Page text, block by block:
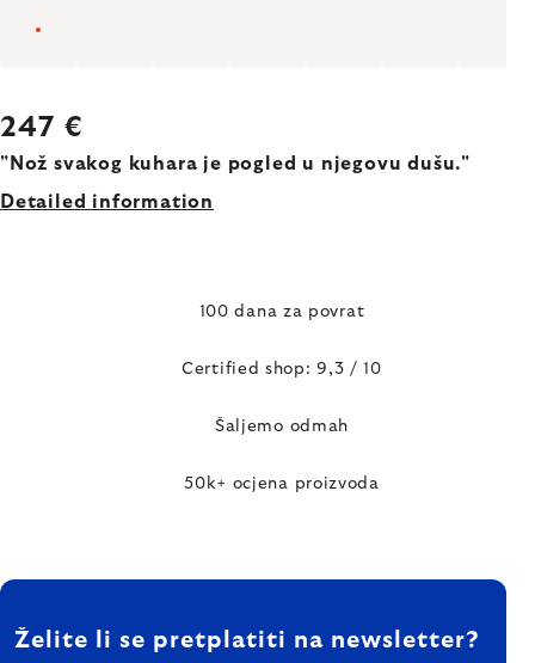
247 €
"Nož svakog kuhara je pogled u njegovu dušu."
Detailed information
100 dana za povrat
Certified shop: 9,3 / 10
Šaljemo odmah
50k+ ocjena proizvoda
FOOTER
Želite li se pretplatiti na newsletter?